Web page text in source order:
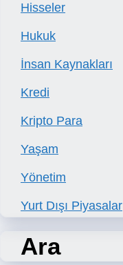
Hisseler
Hukuk
İnsan Kaynakları
Kredi
Kripto Para
Yaşam
Yönetim
Yurt Dışı Piyasalar
Ara